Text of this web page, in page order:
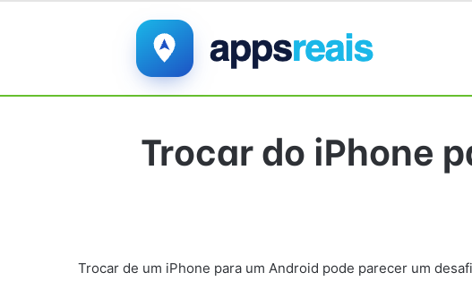
Trocar do iPhone
Trocar de um iPhone para um Android pode parecer um